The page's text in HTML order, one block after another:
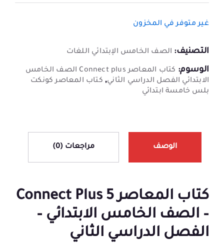
غير متوفر في المخزون
التصنيف: الصف الخامس الإبتدائي اللغات
الوسوم:
كتاب المعاصر Connect plus الصف الخامس
الابتدائي الفصل الدراسي الثاني, كتاب المعاصر كونكت
بلس خامسة ابتدائي
الوصف مراجعات (0)
كتاب المعاصر Connect Plus 5
– الصف الخامس الابتدائي –
الفصل الدراسي الثاني